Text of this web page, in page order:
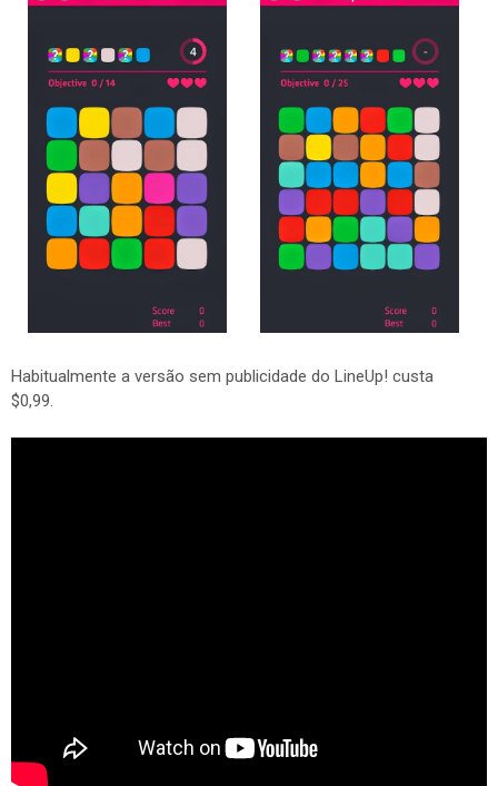
Habitualmente a versão sem publicidade do LineUp! custa
$0,99.